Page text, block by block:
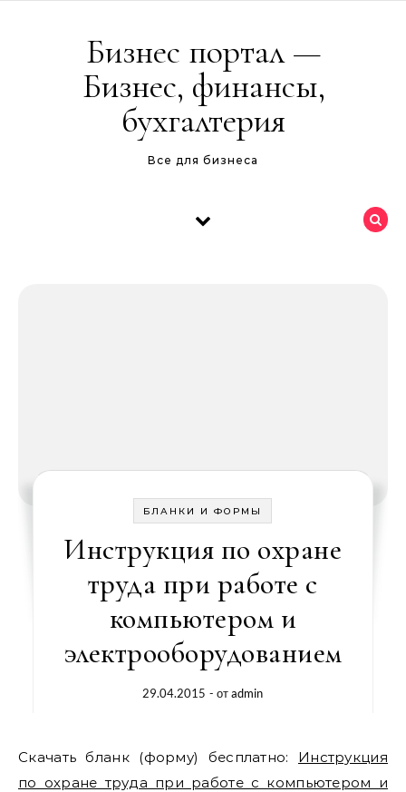
Бизнес портал —
Бизнес, финансы,
бухгалтерия
Все для бизнеса
БЛАНКИ И ФОРМЫ
Инструкция по охране
труда при работе с
компьютером и
электрооборудованием
29.04.2015 - отadmin
Скачать бланк (форму) бесплатно: Инструкция
по охране труда при работе с компьютером и